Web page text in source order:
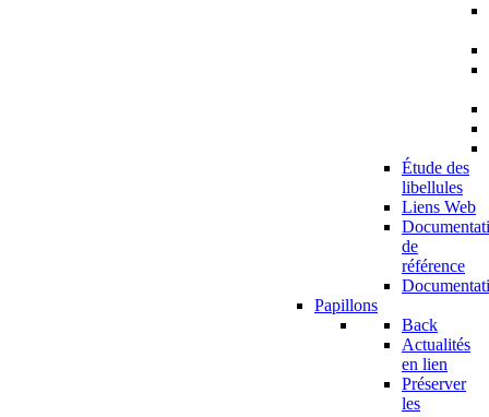
Étude des
libellules
Liens Web
de
référence
Papillons
Back
Actualités
en lien
Préserver
les